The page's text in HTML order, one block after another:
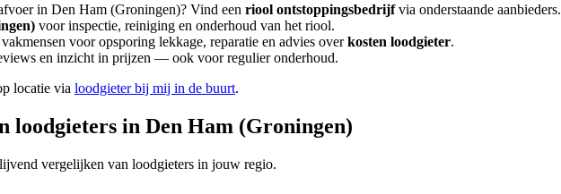
in Den Ham (Groningen)? Vind een riool ontstoppingsbedrijfvia onderstaande aanbieders.
voor inspectie, reiniging en onderhoud van het riool.
voor opsporing lekkage, reparatie en advies overkosten loodgieter.
en inzicht in prijzen — ook voor regulier onderhoud.
locatie via loodgieter bij mij in de buurt.
loodgieters in Den Ham (Groningen)
vergelijken van loodgieters in jouw regio.